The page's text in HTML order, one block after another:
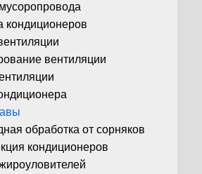
кондиционеров
вентиляции
обработка от сорняков
кондиционеров